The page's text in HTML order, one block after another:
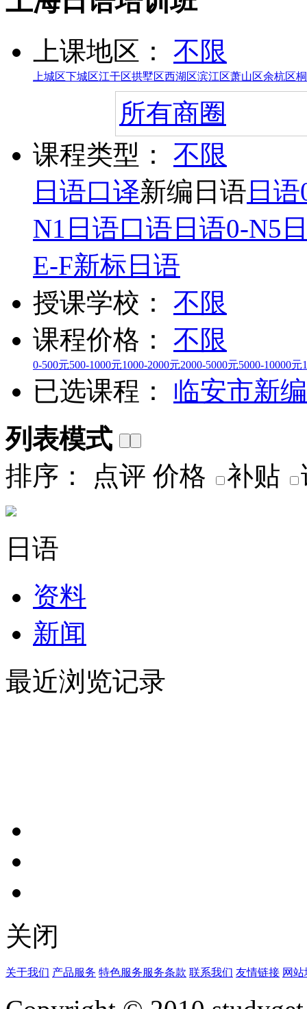
上课地区： 不限
上城区下城区江干区拱墅区西湖区滨江区萧山区余杭区
所有商圈
课程类型：
不限
日语口译新编日语 日
N1 日语口语 日语0-N5
E-F新标日语
授课学校：
不限
课程价格：
不限
0-500元500-1000元1000-2000元2000-5000元5000-10000元
已选课程： 临安市新
列表模式
排序：
点评 价格 补贴
日语
资料
新闻
最近浏览记录
关闭
关于我们 产品服务 特色服务服务条款 联系我们 友情链接 网